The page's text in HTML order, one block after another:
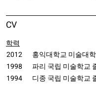
CV
학력
2012
홍익대학교 미술대
1998
파리 국립 미술학교
1994
디종 국립 미술학교